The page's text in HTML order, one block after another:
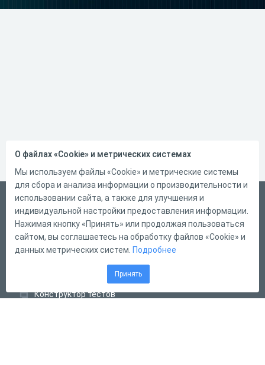
Русский
Справка
Форма обратной связи
Контакты
Конструктор тестов
О файлах «Cookie» и метрических системах
Мы используем файлы «Cookie» и метрические системы
для сбора и анализа информации о производительности и
использовании сайта, а также для улучшения и
индивидуальной настройки предоставления информации.
Нажимая кнопку «Принять» или продолжая пользоваться
сайтом, вы соглашаетесь на обработку файлов «Cookie» и
данных метрических систем. Подробнее
Принять